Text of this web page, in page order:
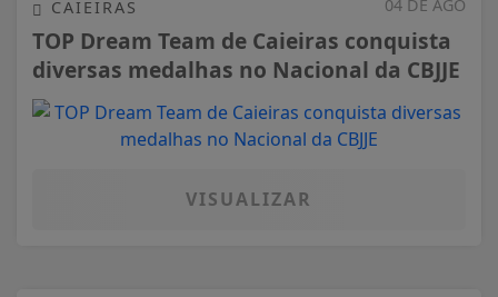
04 DE AGO
CAIEIRAS
TOP Dream Team de Caieiras conquista
diversas medalhas no Nacional da CBJJE
VISUALIZAR